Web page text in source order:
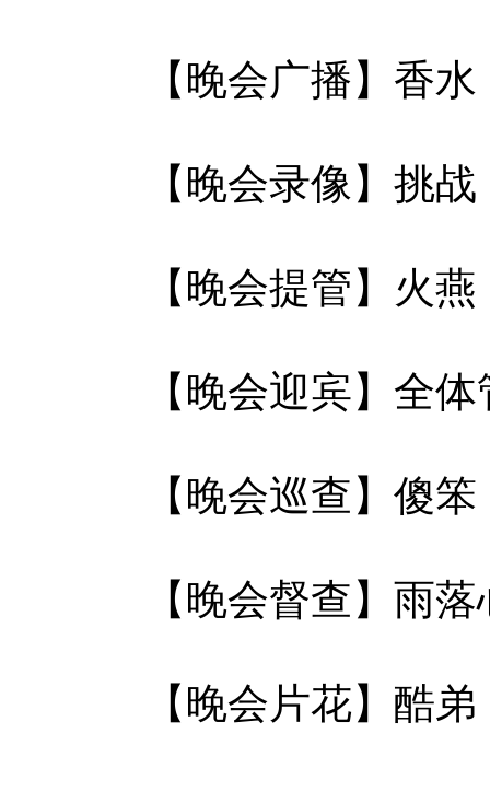
【晚会广播】香水
【晚会录像】挑战
【晚会提管】火燕
【晚会迎宾】全
【晚会巡查】傻笨
【晚会督查】雨
【晚会片花】酷